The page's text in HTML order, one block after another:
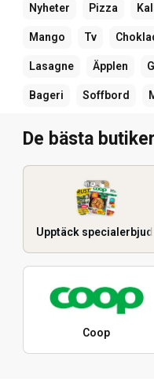
Nyheter Pizza
Mango Tv
Lasagne Äpplen
Bageri Soffbord
De bästa
Upptäck
Coop